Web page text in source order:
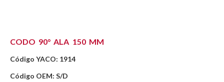
CODO 90° ALA 150 MM
Código YACO: 1914
Código OEM: S/D